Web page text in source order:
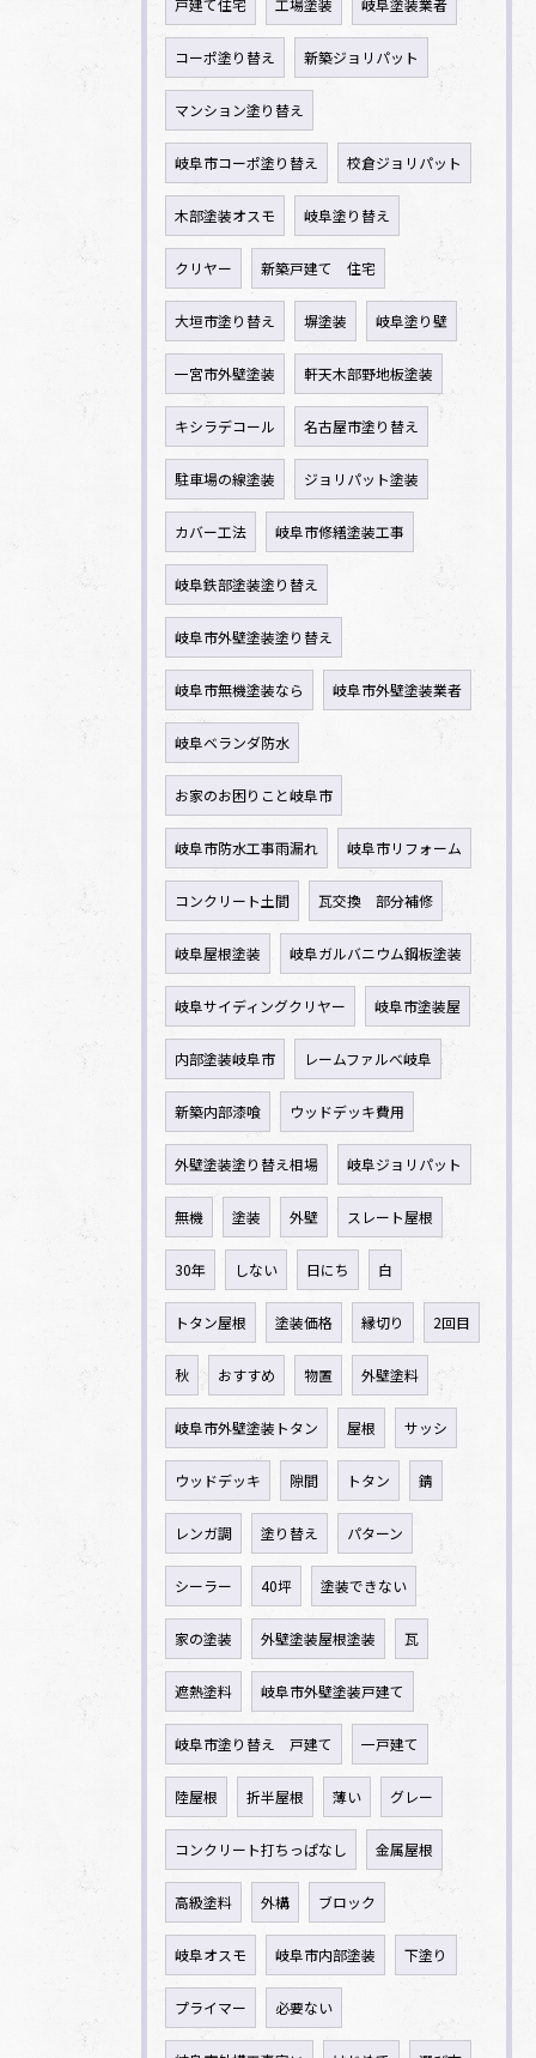
コーポ塗り替え 新築ジョリパット
マンション塗り替え
岐阜市コーポ塗り替え 校倉ジョリパット
木部塗装オスモ 岐阜塗り替え
クリヤー 新築戸建て 住宅
大垣市塗り替え 塀塗装 岐阜塗り壁
一宮市外壁塗装 軒天木部野地板塗装
キシラデコール 名古屋市塗り替え
駐車場の線塗装 ジョリパット塗装
カバー工法 岐阜市修繕塗装工事
岐阜鉄部塗装塗り替え
岐阜市外壁塗装塗り替え
岐阜市無機塗装なら 岐阜市外壁塗装業者
岐阜ベランダ防水
お家のお困りこと岐阜市
岐阜市防水工事雨漏れ 岐阜市リフォーム
コンクリート土間 瓦交換 部分補修
岐阜屋根塗装 岐阜ガルバニウム鋼板塗装
岐阜サイディングクリヤー 岐阜市塗装屋
内部塗装岐阜市 レームファルべ岐阜
新築内部漆喰 ウッドデッキ費用
外壁塗装塗り替え相場 岐阜ジョリパット
無機 塗装 外壁 スレート屋根
30年 しない 日にち 白
トタン屋根 塗装価格 縁切り 2回目
秋 おすすめ 物置 外壁塗料
岐阜市外壁塗装トタン 屋根 サッシ
ウッドデッキ 隙間 トタン 錆
レンガ調 塗り替え パターン
シーラー 40坪 塗装できない
家の塗装 外壁塗装屋根塗装 瓦
遮熱塗料 岐阜市外壁塗装戸建て
岐阜市塗り替え 戸建て 一戸建て
陸屋根 折半屋根 薄い グレー
コンクリート打ちっぱなし 金属屋根
高級塗料 外構 ブロック
岐阜オスモ 岐阜市内部塗装 下塗り
プライマー 必要ない